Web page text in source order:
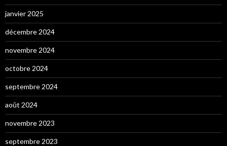
janvier 2025
décembre 2024
novembre 2024
octobre 2024
septembre 2024
août 2024
novembre 2023
septembre 2023